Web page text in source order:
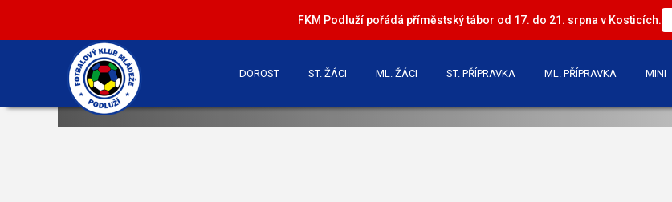
FKM Podluží pořádá příměstský tábor od 17. do 21. srpna v Kosticích.
DOROST ST. ŽÁCI ML. ŽÁCI ST. PŘÍPRAVKA ML. PŘÍPRAVKA MINI